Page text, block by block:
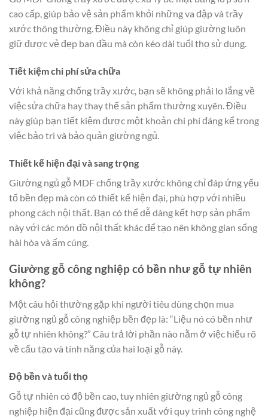
cao cấp, giúp bảo vệ sản phẩm khỏi những va đập và trầy
xước thông thường. Điều này không chỉ giúp giường luôn
giữ được vẻ đẹp ban đầu mà còn kéo dài tuổi thọ sử dụng.
Tiết kiệm chi phí sửa chữa
Với khả năng chống trầy xước, bạn sẽ không phải lo lắng về
việc sửa chữa hay thay thế sản phẩm thường xuyên. Điều
này giúp bạn tiết kiệm được một khoản chi phí đáng kể trong
việc bảo trì và bảo quản giường ngủ.
Thiết kế hiện đại và sang trọng
Giường ngủ gỗ MDF chống trầy xước không chỉ đáp ứng yếu
tố bền đẹp mà còn có thiết kế hiện đại, phù hợp với nhiều
phong cách nội thất. Bạn có thể dễ dàng kết hợp sản phẩm
này với các món đồ nội thất khác để tạo nên không gian sống
hài hòa và ấm cúng.
Giường gỗ công nghiệp có bền như gỗ tự nhiên
không?
Một câu hỏi thường gặp khi người tiêu dùng chọn mua
giường ngủ gỗ công nghiệp bền đẹp là: “Liệu nó có bền như
gỗ tự nhiên không?” Câu trả lời phần nào nằm ở việc hiểu rõ
về cấu tạo và tính năng của hai loại gỗ này.
Độ bền và tuổi thọ
Gỗ tự nhiên có độ bền cao, tuy nhiên giường ngủ gỗ công
nghiệp hiện đại cũng được sản xuất với quy trình công nghệ